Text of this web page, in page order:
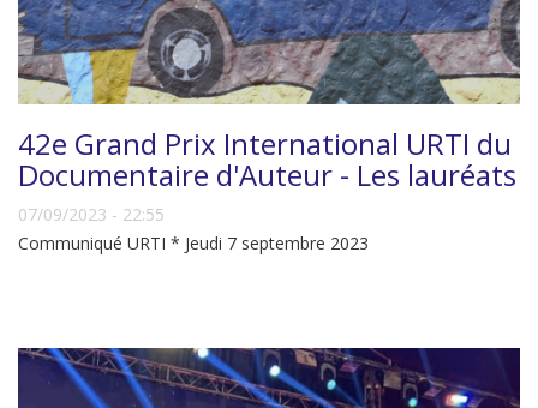
42e Grand Prix International URTI du
Documentaire d'Auteur - Les lauréats
07/09/2023 - 22:55
Communiqué URTI * Jeudi 7 septembre 2023